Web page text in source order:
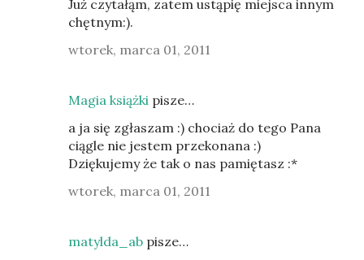
Już czytałąm, zatem ustąpię miejsca innym
chętnym:).
wtorek, marca 01, 2011
Magia książki pisze…
a ja się zgłaszam :) chociaż do tego Pana
ciągle nie jestem przekonana :)
Dziękujemy że tak o nas pamiętasz :*
wtorek, marca 01, 2011
matylda_ab pisze…